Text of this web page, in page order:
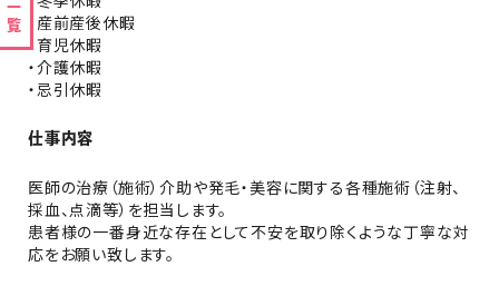
・産前産後休暇
・育児休暇
・介護休暇
・忌引休暇
仕事内容
医師の治療（施術）介助や発毛・美容に関する各種施術（注射、
採血、点滴等）を担当します。
患者様の一番身近な存在として不安を取り除くような丁寧な対
応をお願い致します。